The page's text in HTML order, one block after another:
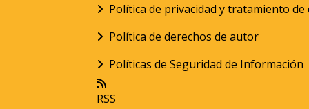
Política de privacidad y tratamiento
Política de derechos de autor
Políticas de Seguridad de Información
RSS